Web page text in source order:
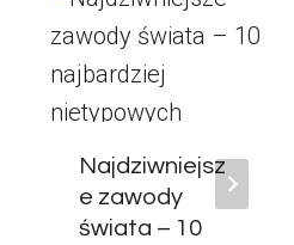
Najdziwniejsz
e zawody
świata – 10